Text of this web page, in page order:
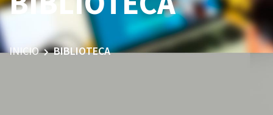
INICIO BIBLIOTECA